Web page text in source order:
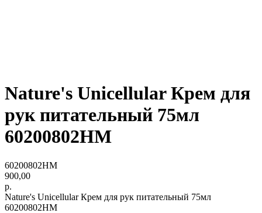
Nature's Unicellular Крем для
рук питательный 75мл
60200802НМ
60200802НМ
900,00
р.
Nature's Unicellular Крем для рук питательный 75мл
60200802НМ